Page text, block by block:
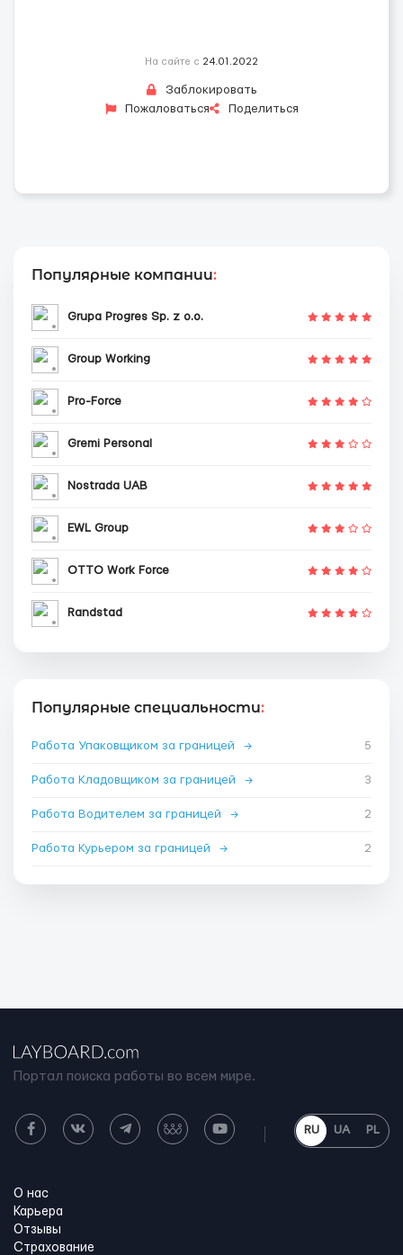
На сайте с 24.01.2022
Заблокировать
Пожаловаться
Поделиться
Популярные компании:
Grupa Progres Sp. z o.o.
Group Working
Pro-Force
Gremi Personal
Nostrada UAB
EWL Group
OTTO Work Force
Randstad
Популярные специальности:
Работа Упаковщиком за границей → 5
Работа Кладовщиком за границей → 3
Работа Водителем за границей → 2
Работа Курьером за границей → 2
Портал поиска работы во всем мире.
RU UA PL
О нас
Карьера
Отзывы
Страхование